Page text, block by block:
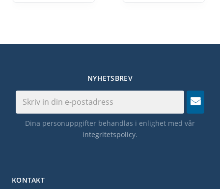
KONTAKT
NYHETSBREV
Dina personuppgifter behandlas i enlighet med vår
integritetspolicy.